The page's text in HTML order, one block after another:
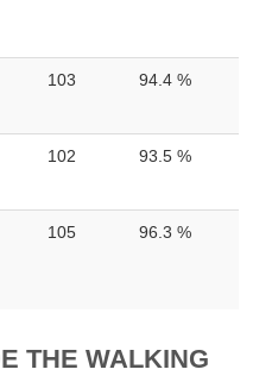
103 94.4 %
102 93.5 %
105 96.3 %
THE WALKING